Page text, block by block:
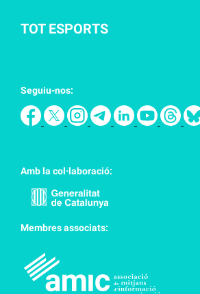
TOT ESPORTS
Seguiu-nos:
Amb la col·laboració:
Membres associats: